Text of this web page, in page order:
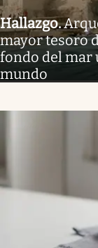
Hallazgo.
mayor tesoro
fondo del mar
mundo